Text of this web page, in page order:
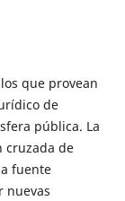
que provean
de
pública. La
cruzada de
fuente
nuevas